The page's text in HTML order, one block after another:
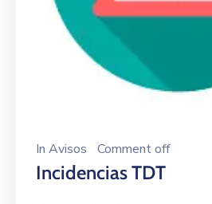
In Avisos Comment off
Incidencias TDT